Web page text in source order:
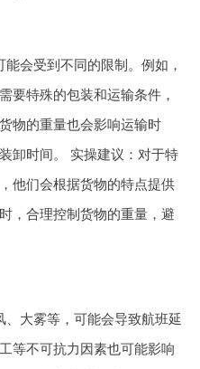
会受到不同的限制。例如，
要特殊的包装和运输条件，
物的重量也会影响运输时
卸时间。 实操建议：对于特
，他们会根据货物的特点提供
，合理控制货物的重量，避
大雾等，可能会导致航班延
等不可抗力因素也可能影响